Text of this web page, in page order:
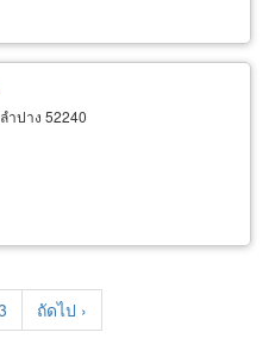
ำปาง 52240
Next
page
ถัดไป ›